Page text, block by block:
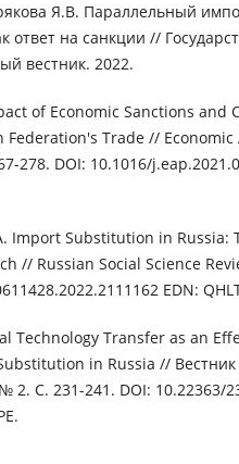
Я.В. Параллельный
ответ на санкции //
вестник. 2022.
of Economic Sanctions and
Federation's Trade // Economic
278. DOI: 10.1016/
Import Substitution in Russia:
// Russian Social Science
EDN:
Technology Transfer as an
in Russia //
2. С. 231-241. DOI: 10.22363/